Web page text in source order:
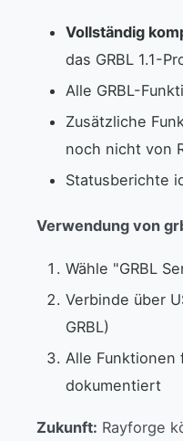
Vollständig
das GRBL 1.1-
Alle GRBL-
Zusätzliche
noch nicht von
Statusberichte
Verwendung von
Wähle "GRBL
Verbinde über
GRBL)
Alle Funktionen
dokumentiert
Zukunft: Rayforge